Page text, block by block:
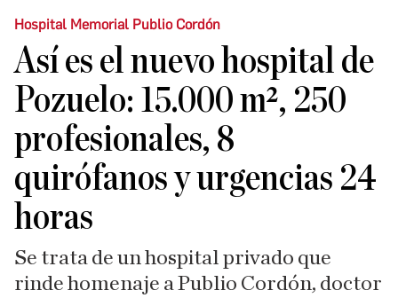
Hospital Memorial Publio Cordón
Así es el nuevo hospital de
Pozuelo: 15.000 m², 250
profesionales, 8
quirófanos y urgencias 24
horas
Se trata de un hospital privado que
rinde homenaje a Publio Cordón, doctor